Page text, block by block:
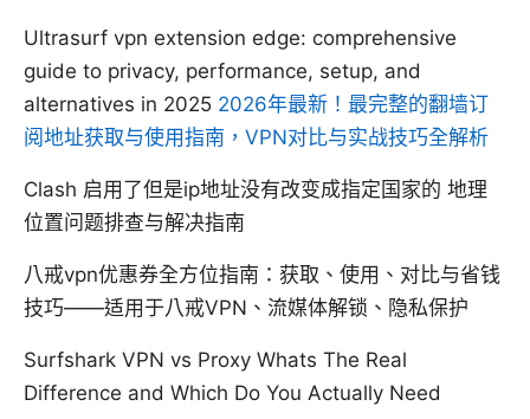
Ultrasurf vpn extension edge: comprehensive
guide to privacy, performance, setup, and
alternatives in 2025 2026年最新！最完整的翻墙订
阅地址获取与使用指南，VPN对比与实战技巧全解析
Clash 启用了但是ip地址没有改变成指定国家的 地理
位置问题排查与解决指南
八戒vpn优惠券全方位指南：获取、使用、对比与省钱
技巧——适用于八戒VPN、流媒体解锁、隐私保护
Surfshark VPN vs Proxy Whats The Real
Difference and Which Do You Actually Need